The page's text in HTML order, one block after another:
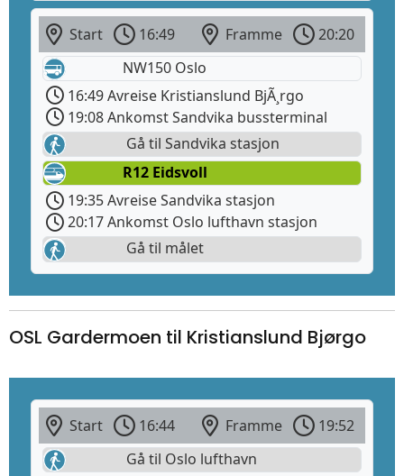
Start 16:49 Framme
20:20
NW150 Oslo
16:49 Avreise Kristianslund BjÃ¸rgo
19:08 Ankomst Sandvika bussterminal
Gå til Sandvika stasjon
R12 Eidsvoll
19:35 Avreise Sandvika stasjon
20:17 Ankomst Oslo lufthavn stasjon
Gå til målet
OSL Gardermoen til Kristianslund Bjørgo
Start 16:44 Framme
19:52
Gå til Oslo lufthavn